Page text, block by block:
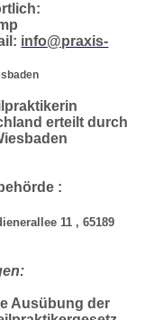
info@praxis-
erteilt durch
:
11 , 65189
Ausübung der